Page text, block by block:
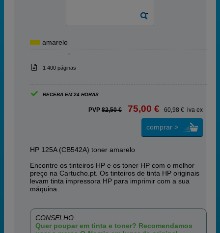
amarelo
1 400 páginas
RECEBA EM 24 HORAS
PVP 82,50 € 75,00 € 60,98 € iva ex
comprar >
HP 125A (CB542A) toner amarelo
Encontre os tinteiros HP e os toner HP com o melhor
preço na Cartucho.pt. Os tinteiros de tinta HP originais
levam tinta impressora HP para imprimir com a sua
máquina.
CONSELHO:
Quer poupar em tinta e toner? Recomendamos